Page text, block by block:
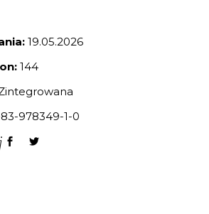
19.05.2026
144
978349-1-0